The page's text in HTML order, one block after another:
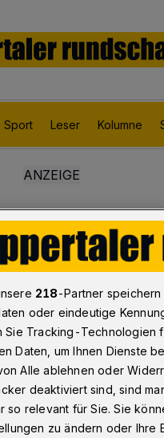
Sport Leser Kolumne
Hinterteil
218-Partner
oder eindeutige
Sie Tracking-Technologien
Daten, um Ihnen Dienste
Alle ablehnen oder
deaktiviert sind, sind
so relevant für Sie. Sie
zu ändern oder Ihre